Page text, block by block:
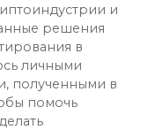
и
решения
в
личными
полученными в
помочь